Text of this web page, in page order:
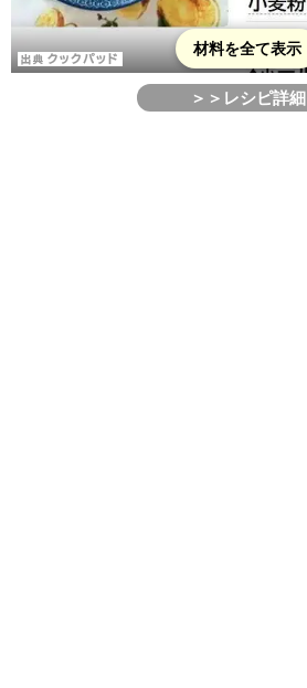
材料を全て表示
＞＞レシピ詳細